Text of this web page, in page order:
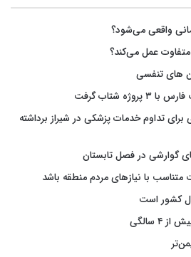
واقعی می‌شود؟
متفاوت عمل می‌کند؟
های تنفسی
شتاب گرفت
تداوم خدمات پزشکی در شیراز برداشته
گوارشی در فصل تابستان
با نیازهای مردم منطقه باشد
کشور است
سالگی